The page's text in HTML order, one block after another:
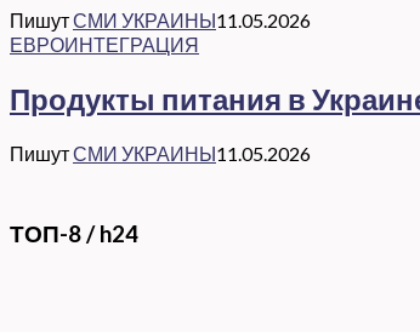
ПишутСМИ УКРАИНЫ11.05.2026
ЕВРОИНТЕГРАЦИЯ
Продукты питания в
ПишутСМИ УКРАИНЫ11.05.2026
ТОП-8 / h24